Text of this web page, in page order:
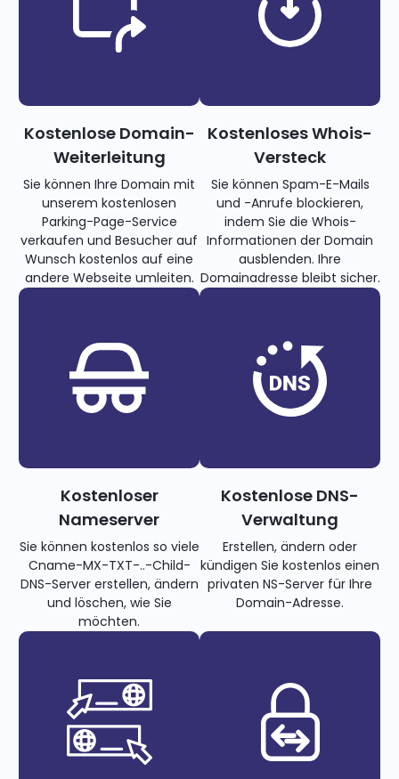
Kostenlose Domain-
Weiterleitung
Sie können Ihre Domain mit
unserem kostenlosen
Parking-Page-Service
verkaufen und Besucher auf
Wunsch kostenlos auf eine
andere Webseite umleiten.
Kostenloses Whois-
Versteck
Sie können Spam-E-Mails
und -Anrufe blockieren,
indem Sie die Whois-
Informationen der Domain
ausblenden. Ihre
Domainadresse bleibt sicher.
Kostenloser
Nameserver
Sie können kostenlos so viele
Cname-MX-TXT-..-Child-
DNS-Server erstellen, ändern
und löschen, wie Sie
möchten.
Kostenlose DNS-
Verwaltung
Erstellen, ändern oder
kündigen Sie kostenlos einen
privaten NS-Server für Ihre
Domain-Adresse.